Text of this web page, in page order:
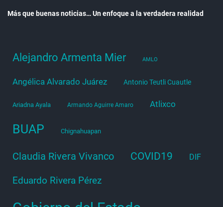
Más que buenas noticias… Un enfoque a la verdadera realidad
Alejandro Armenta Mier AMLO
Angélica Alvarado Juárez Antonio Teutli Cuautle
Ariadna Ayala Armando Aguirre Amaro Atlixco
BUAP Chignahuapan
Claudia Rivera Vivanco COVID19 DIF
Eduardo Rivera Pérez